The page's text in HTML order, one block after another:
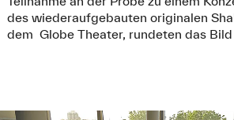
des wiederaufgebauten originalen
dem Globe Theater, rundeten das